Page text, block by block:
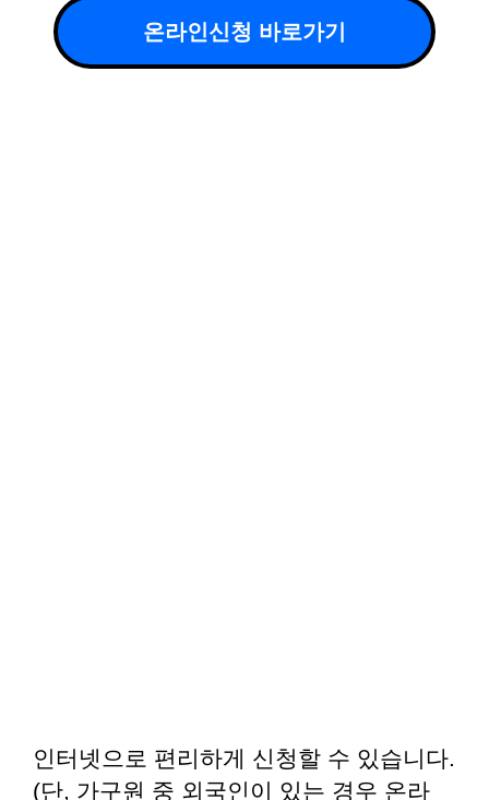
온라인신청 바로가기
인터넷으로 편리하게 신청할 수 있습니다.
(단, 가구원 중 외국인이 있는 경우 온라